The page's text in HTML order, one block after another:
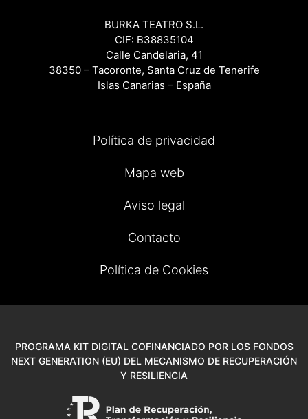
BURKA TEATRO S.L.
CIF: B38835104
Calle Candelaria, 41
38350 – Tacoronte, Santa Cruz de Tenerife
Islas Canarias – España
Política de privacidad
Mapa web
Aviso legal
Contacto
Política de Cookies
PROGRAMA KIT DIGITAL COFINANCIADO POR LOS FONDOS
NEXT GENERATION (EU) DEL MECANISMO DE RECUPERACIÓN
Y RESILIENCIA